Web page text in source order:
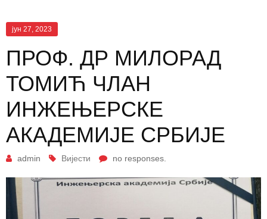
јун 27, 2023
ПРОФ. ДР МИЛОРАД
ТОМИЋ ЧЛАН
ИНЖЕЊЕРСКЕ
АКАДЕМИЈЕ СРБИЈЕ
admin Вијести no responses.